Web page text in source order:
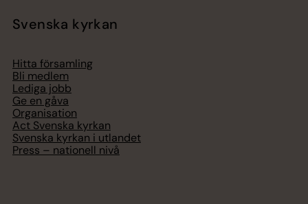
Svenska kyrkan
Hitta församling
Bli medlem
Lediga jobb
Ge en gåva
Organisation
Act Svenska kyrkan
Svenska kyrkan i utlandet
Press – nationell nivå